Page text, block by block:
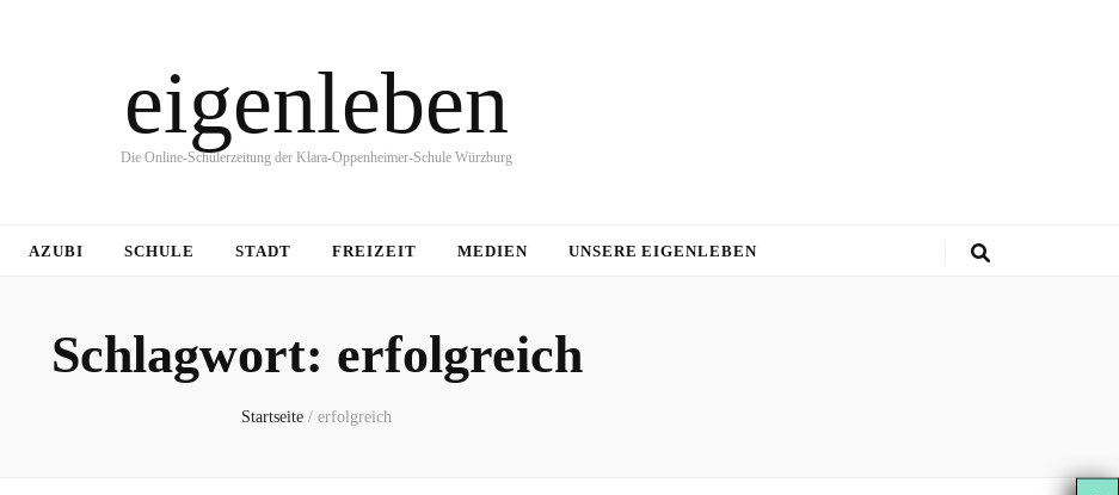
eigenleben
Die Online-Schülerzeitung der Klara-Oppenheimer-Schule Würzburg
AZUBI SCHULE STADT FREIZEIT MEDIEN UNSERE EIGENLEBEN
Schlagwort: erfolgreich
Startseite / erfolgreich